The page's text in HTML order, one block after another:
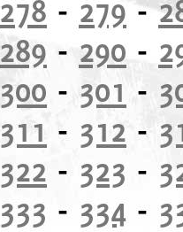
278 - 279-
289 - 290 -
300 - 301 -
311 - 312 -
322 - 323 -
333 - 334 -